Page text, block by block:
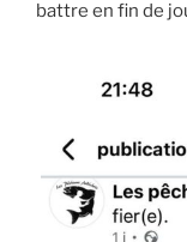
battre en fin de